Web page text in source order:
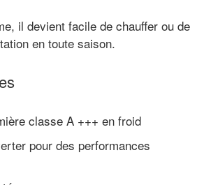
il devient facile de chauffer ou de
en toute saison.
classe A +++ en froid
pour des performances